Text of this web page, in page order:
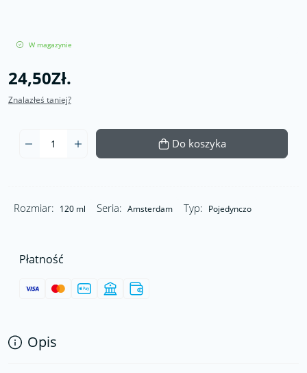
W magazynie
24,50Zł.
Znalazłeś taniej?
Do koszyka
Rozmiar: 120 ml Seria: Amsterdam Typ: Pojedynczo
Płatność
Opis